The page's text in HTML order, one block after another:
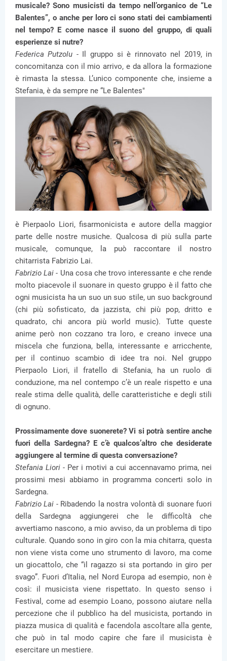
musicale? Sono musicisti da tempo nell’organico de “Le
Balentes”, o anche per loro ci sono stati dei cambiamenti
nel tempo? E come nasce il suono del gruppo, di quali
esperienze si nutre?
Federica Putzolu -Il gruppo si è rinnovato nel 2019, in
concomitanza con il mio arrivo, e da allora la formazione
è rimasta la stessa. L’unico componente che, insieme a
Stefania, è da sempre ne “Le Balentes"
è Pierpaolo Liori, fisarmonicista e autore della maggior
parte delle nostre musiche. Qualcosa di più sulla parte
musicale, comunque, la può raccontare il nostro
chitarrista Fabrizio Lai.
Fabrizio Lai - Una cosa che trovo interessante e che rende
molto piacevole il suonare in questo gruppo è il fatto che
ogni musicista ha un suo un suo stile, un suo background
(chi più sofisticato, da jazzista, chi più pop, dritto e
quadrato, chi ancora più world music). Tutte queste
anime però non cozzano tra loro, e creano invece una
miscela che funziona, bella, interessante e arricchente,
per il continuo scambio di idee tra noi. Nel gruppo
Pierpaolo Liori, il fratello di Stefania, ha un ruolo di
conduzione, ma nel contempo c’è un reale rispetto e una
reale stima delle qualità, delle caratteristiche e degli stili
di ognuno.
Prossimamente dove suonerete? Vi si potrà sentire anche
fuori della Sardegna? E c’è qualcos’altro che desiderate
aggiungere al termine di questa conversazione?
Stefania Liori - Per i motivi a cui accennavamo prima, nei
prossimi mesi abbiamo in programma concerti solo in
Sardegna.
Fabrizio Lai -Ribadendo la nostra volontà di suonare fuori
della Sardegna aggiungerei che le difficoltà che
avvertiamo nascono, a mio avviso, da un problema di tipo
culturale. Quando sono in giro con la mia chitarra, questa
non viene vista come uno strumento di lavoro, ma come
un giocattolo, che “il ragazzo si sta portando in giro per
svago”. Fuori d’Italia, nel Nord Europa ad esempio, non è
così: il musicista viene rispettato. In questo senso i
Festival, come ad esempio Loano, possono aiutare nella
percezione che il pubblico ha del musicista, portando in
piazza musica di qualità e facendola ascoltare alla gente,
che può in tal modo capire che fare il musicista è
esercitare un mestiere.